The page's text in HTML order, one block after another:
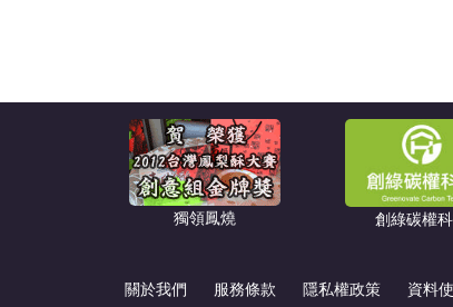
獨領鳳燒 創綠碳權
關於我們 服務條款 隱私權政策 資料